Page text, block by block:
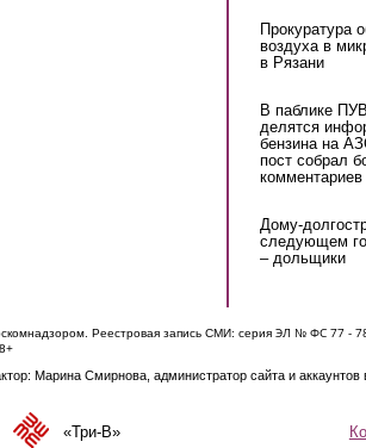
Прокуратура
воздуха в
в Рязани
В паблике
делятся
бензина на
пост собрал
комментариев
Дому-
следующем
– дольщики
Реестровая запись СМИ: серия ЭЛ № ФС 77 -
e-mail)
Марина Смирнова, администратор сайта и аккаунтов
is external)«Три-В»